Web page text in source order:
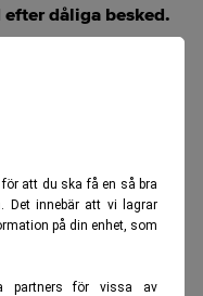
att du ska få en så bra
Det innebär att vi lagrar
på din enhet, som
partners för vissa av
dåliga besked.